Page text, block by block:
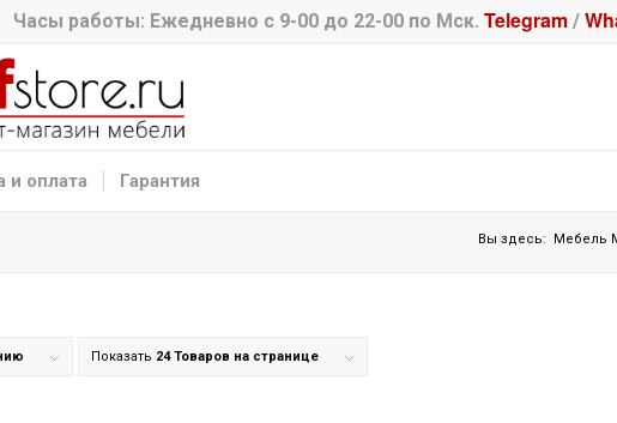
Часы работы: Ежедневно с 9-00 до 22-00 по Мск. Telegram /
и оплата Гарантия
Вы здесь: Мебель
Показать 24 Товаров на странице